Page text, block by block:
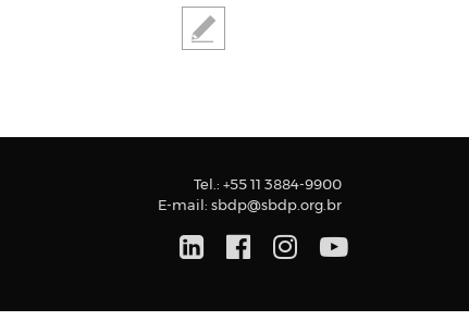
Tel.: +55 11 3884-9900
E-mail: sbdp@sbdp.org.br